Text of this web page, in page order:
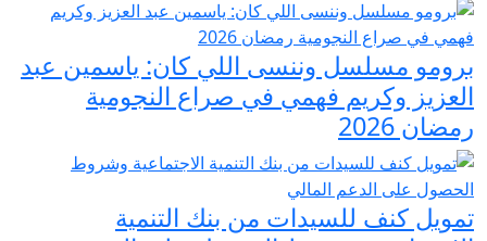
برومو مسلسل وننسى اللي كان: ياسمين عبد
العزيز وكريم فهمي في صراع النجومية
رمضان 2026
تمويل كنف للسيدات من بنك التنمية